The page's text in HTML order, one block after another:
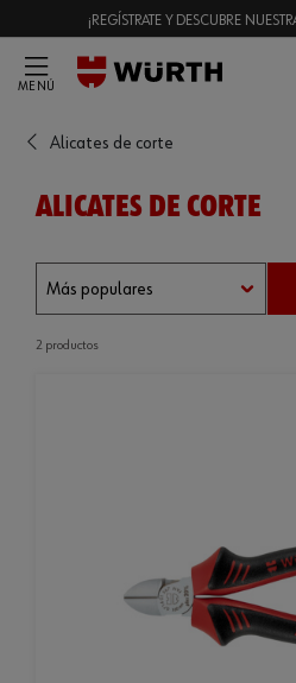
¡REGÍSTRATE Y DESCUBRE
MENÚ
Alicates de corte
ALICATES DE CORTE
2 productos